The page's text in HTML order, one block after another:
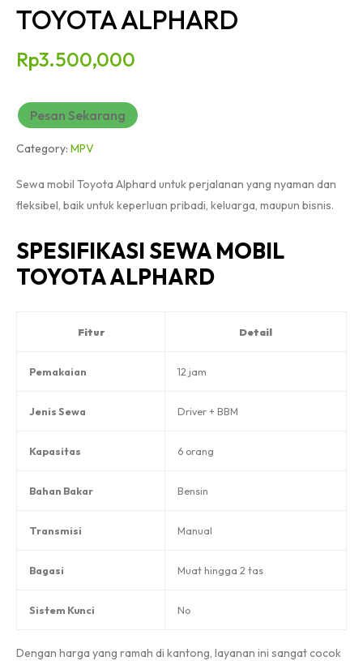
TOYOTA ALPHARD
Rp3.500,000
Pesan Sekarang
Category: MPV
Sewa mobil Toyota Alphard untuk perjalanan yang nyaman dan
fleksibel, baik untuk keperluan pribadi, keluarga, maupun bisnis.
SPESIFIKASI SEWA MOBIL
TOYOTA ALPHARD
Fitur Detail
Pemakaian 12 jam
Jenis Sewa Driver + BBM
Kapasitas 6 orang
Bahan Bakar Bensin
Transmisi Manual
Bagasi Muat hingga 2 tas
Sistem Kunci No
Dengan harga yang ramah di kantong, layanan ini sangat cocok